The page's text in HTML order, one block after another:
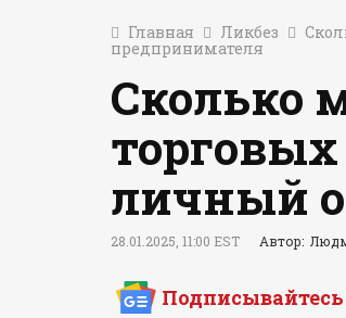
Главная Ликбез
предпринимателя
Сколько
личный
28.01.2025, 11:00 EST Автор: